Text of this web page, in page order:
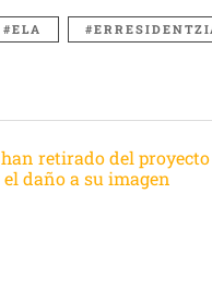
ELA
han retirado del proyecto
daño a su imagen